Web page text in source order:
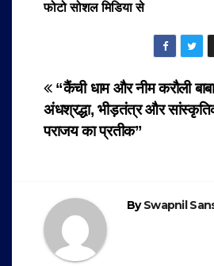
फोटो सोशल मिडिया से
Post
navigation
“कैंची धाम और नीम करौली
अंधश्रद्धा, भीड़तंत्र और
पराजय का प्रतीक”
BySwapnil